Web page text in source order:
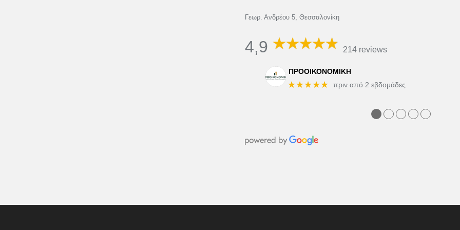
Γεωρ. Ανδρέου 5, Θεσσαλονίκη
4,9 214 reviews
ΠΡΟΟΙΚΟΝΟΜΙΚΗ
★★★★★ πριν από 2 εβδομάδες
●●●●●